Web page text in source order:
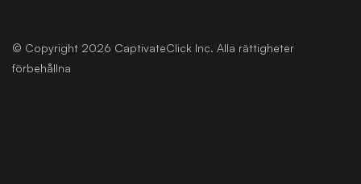
© Copyright 2026 CaptivateClick Inc. Alla rättigheter
förbehållna